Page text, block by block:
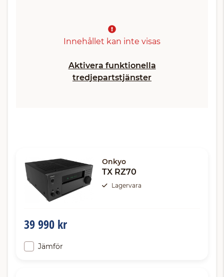
Innehållet kan inte visas
Aktivera funktionella
tredjepartstjänster
Onkyo
TX RZ70
Lagervara
39 990 kr
Jämför